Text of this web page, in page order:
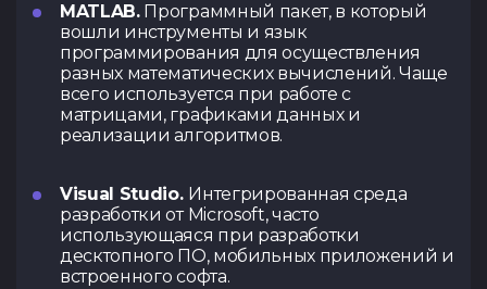
MATLAB.Программный пакет, в который
вошли инструменты и язык
программирования для осуществления
разных математических вычислений. Чаще
всего используется при работе с
матрицами, графиками данных и
реализации алгоритмов.
Visual Studio. Интегрированная среда
разработки от Microsoft, часто
использующаяся при разработки
десктопного ПО, мобильных приложений и
встроенного софта.